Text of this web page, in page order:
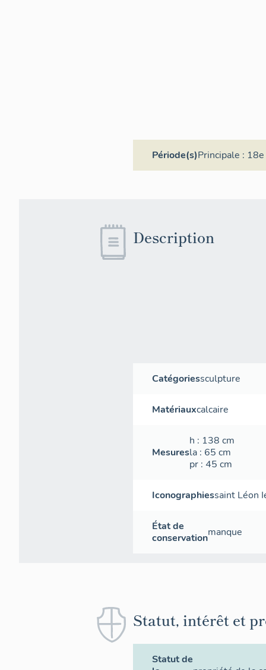
Période(s)Principale :
Description
Catégoriessculpture
Matériauxcalcaire
Mesures
h : 138 cm
la : 65 cm
pr : 45 cm
Iconographiessaint Léon
État de
conservationmanque
Statut, intérêt et
Statut de